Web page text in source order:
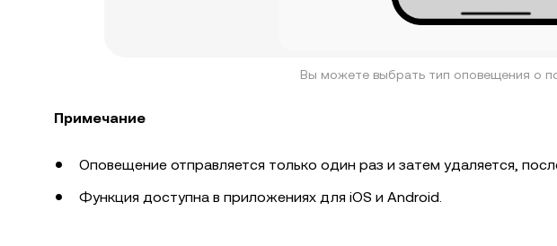
Вы можете выбрать тип оповещения о
Примечание
Оповещение отправляется только один раз и затем удаляется,
Функция доступна в приложениях для iOS и Android.